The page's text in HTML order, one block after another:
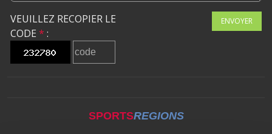
VEUILLEZ RECOPIER LE
CODE * :
ENVOYER
SPORTSREGIONS